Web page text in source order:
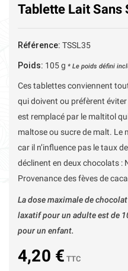
Tablette Lait Sans
Référence: TSSL35
Poids: 105g * Le poids défini
Ces tablettes conviennent
qui doivent ou préfèrent
est remplacé par le maltitol
maltose ou sucre de malt.
car il n’influence pas le taux
déclinent en deux chocolats :
Provenance des fèves de
La dose maximale de
laxatif pour un adulte est de
pour un enfant.
4,20 € TTC